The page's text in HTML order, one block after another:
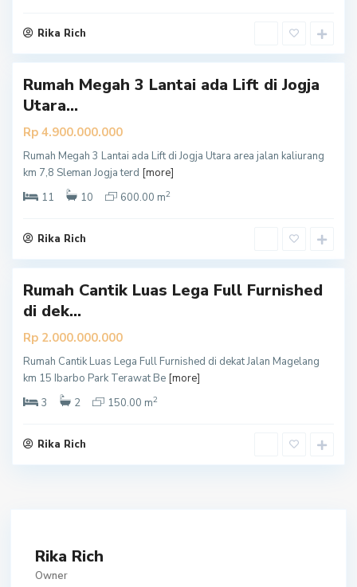
Rika Rich
a
Rumah Megah 3 Lantai ada Lift di Jogja
Utara...
Rp 4.900.000.000
Rumah Megah 3 Lantai ada Lift di Jogja Utara area jalan kaliurang
km 7,8 Sleman Jogja terd [more]
11
10 600.00 m2
Rika Rich
S
l
e
a
Rumah Cantik Luas Lega Full Furnished
di dek...
Rp 2.000.000.000
Rumah Cantik Luas Lega Full Furnished di dekat Jalan Magelang
km 15 Ibarbo Park Terawat Be [more]
3
2 150.00 m2
Rika Rich
Rika Rich
Owner